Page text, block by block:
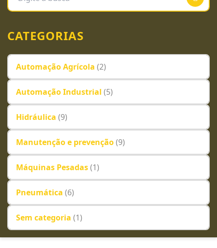
CATEGORIAS
Automação Agrícola (2)
Automação Industrial (5)
Hidráulica (9)
Manutenção e prevenção(9)
Máquinas Pesadas(1)
Pneumática (6)
Sem categoria (1)